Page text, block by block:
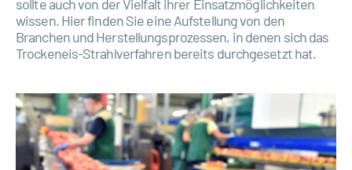
sollte auch von der Vielfalt ihrer Einsatzmöglichkeiten
wissen. Hier finden Sie eine Aufstellung von den
Branchen und Herstellungsprozessen, in denen sich das
Trockeneis-Strahlverfahren bereits durchgesetzt hat.